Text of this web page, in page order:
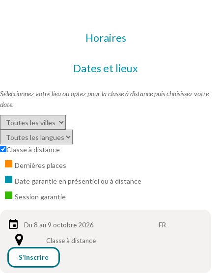
Horaires
Dates et lieux
Sélectionnez votre lieu ou optez pour la classe à distance puis choisissez votre
date.
Classe à distance
Dernières places
Date garantie en présentiel ou à distance
Session garantie
Du 8 au 9 octobre 2026
FR
Classe à distance
S’inscrire